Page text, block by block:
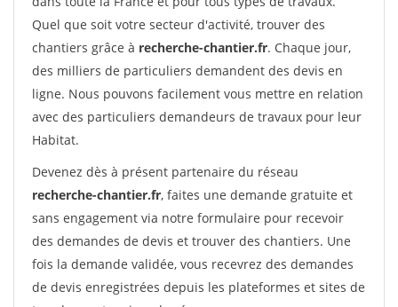
Quel que soit votre secteur d'activité, trouver des
chantiers grâce à recherche-chantier.fr. Chaque jour,
des milliers de particuliers demandent des devis en
ligne. Nous pouvons facilement vous mettre en relation
avec des particuliers demandeurs de travaux pour leur
Habitat.
Devenez dès à présent partenaire du réseau
recherche-chantier.fr, faites une demande gratuite et
sans engagement via notre formulaire pour recevoir
des demandes de devis et trouver des chantiers. Une
fois la demande validée, vous recevrez des demandes
de devis enregistrées depuis les plateformes et sites de